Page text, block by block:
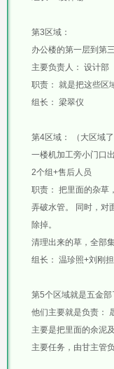
第3区域：
办公楼的第一层到第
主要负责人：
设计部
职责：
就是把这些区
组长：
梁翠仪
第4区域：
（大区域
一楼机加工旁小门口
2个组+售后人员
职责：
把里面的杂草
弄破水管。
同时，对
除掉。
清理出来的草，全部
组长：
温珍照+刘刚
第5个区域就是五金部
他们主要就是负责：
主要是把里面的余泥
主要任务，由甘主管